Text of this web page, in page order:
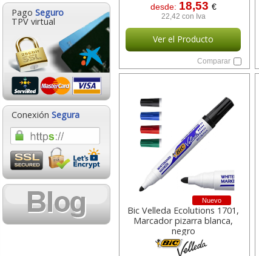
Pago Seguro
TPV virtual
Conexión Segura
desde: 18,53 €
22,42 con Iva
Ver el Producto
Comparar
Nuevo
Bic Velleda Ecolutions 1701,
Marcador pizarra blanca,
negro